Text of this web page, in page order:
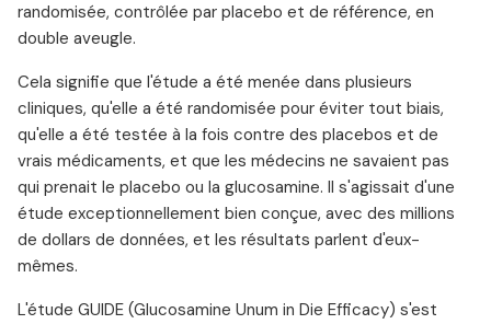
randomisée, contrôlée par placebo et de référence, en
double aveugle.
Cela signifie que l'étude a été menée dans plusieurs
cliniques, qu'elle a été randomisée pour éviter tout biais,
qu'elle a été testée à la fois contre des placebos et de
vrais médicaments, et que les médecins ne savaient pas
qui prenait le placebo ou la glucosamine. Il s'agissait d'une
étude exceptionnellement bien conçue, avec des millions
de dollars de données, et les résultats parlent d'eux-
mêmes.
L'étude GUIDE (Glucosamine Unum in Die Efficacy) s'est